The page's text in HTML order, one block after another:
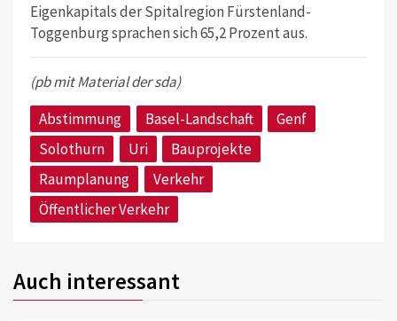
Eigenkapitals der Spitalregion Fürstenland-
Toggenburg sprachen sich 65,2 Prozent aus.
(pb mit Material der sda)
Abstimmung
Basel-Landschaft
Genf
Solothurn
Uri
Bauprojekte
Raumplanung
Verkehr
Öffentlicher Verkehr
Auch interessant